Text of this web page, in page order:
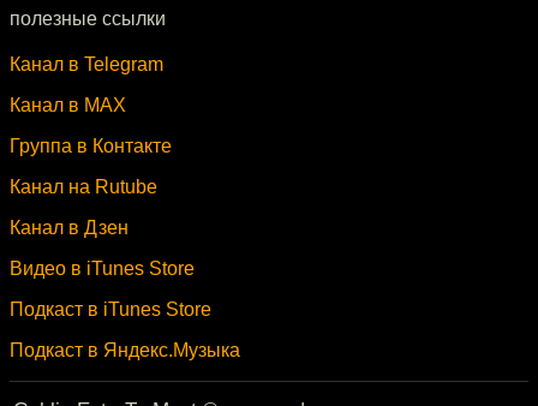
полезные ссылки
Канал в Telegram
Канал в MAX
Группа в Контакте
Канал на Rutube
Канал в Дзен
Видео в iTunes Store
Подкаст в iTunes Store
Подкаст в Яндекс.Музыка